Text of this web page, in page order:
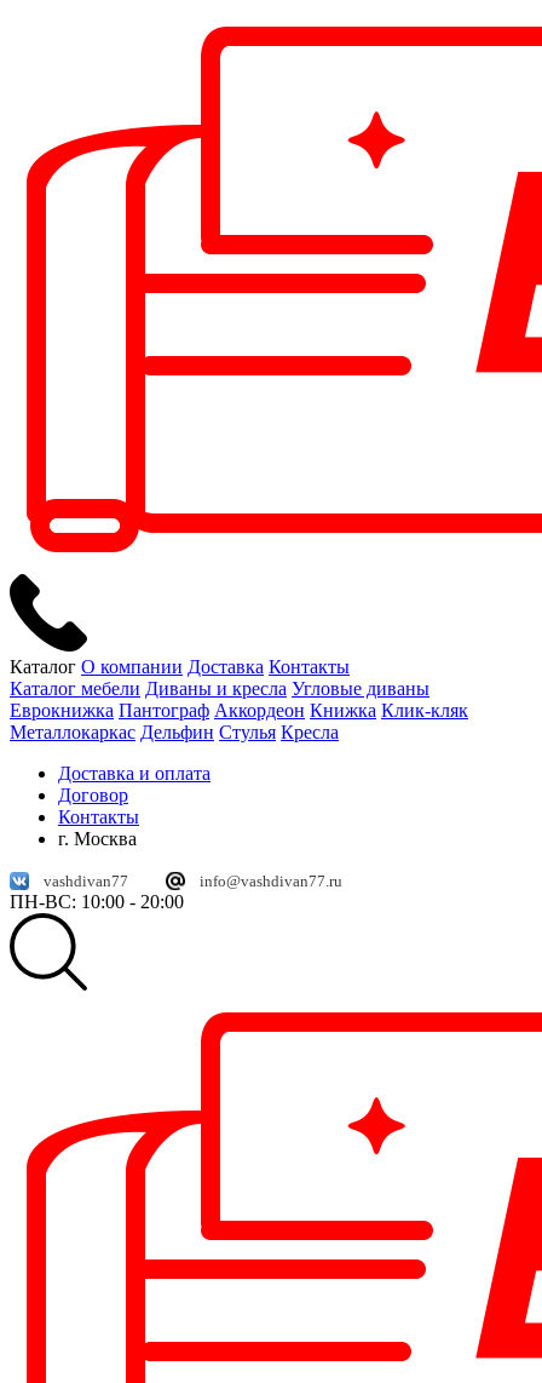
Каталог О компании Доставка Контакты
Каталог мебели Диваны и кресла Угловые диваны
Еврокнижка Пантограф Аккордеон Книжка Клик-кляк
Металлокаркас Дельфин Стулья Кресла
Доставка и оплата
Договор
Контакты
г. Москва
vashdivan77 info@vashdivan77.ru
ПН-ВС: 10:00 - 20:00